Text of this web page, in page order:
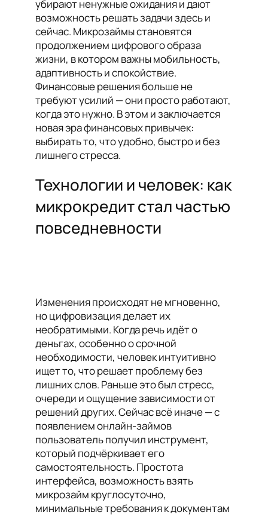
убирают ненужные ожидания и дают
возможность решать задачи здесь и
сейчас. Микрозаймы становятся
продолжением цифрового образа
жизни, в котором важны мобильность,
адаптивность и спокойствие.
Финансовые решения больше не
требуют усилий — они просто работают,
когда это нужно. В этом и заключается
новая эра финансовых привычек:
выбирать то, что удобно, быстро и без
лишнего стресса.
Технологии и человек: как
микрокредит стал частью
повседневности
Изменения происходят не мгновенно,
но цифровизация делает их
необратимыми. Когда речь идёт о
деньгах, особенно о срочной
необходимости, человек интуитивно
ищет то, что решает проблему без
лишних слов. Раньше это был стресс,
очереди и ощущение зависимости от
решений других. Сейчас всё иначе — с
появлением онлайн-займов
пользователь получил инструмент,
который подчёркивает его
самостоятельность. Простота
интерфейса, возможность взять
микрозайм круглосуточно,
минимальные требования к документам